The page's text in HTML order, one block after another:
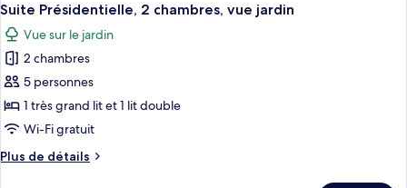
Suite Présidentielle, 2 chambres, vue jardin
Vue sur le jardin
2 chambres
5 personnes
1 très grand lit et 1 lit double
Wi-Fi gratuit
Plus de détails
Plus